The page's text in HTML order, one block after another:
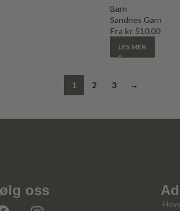
Barn
Sandnes Garn
Fra kr 510,00
LES MER
1 2 3 →
oss